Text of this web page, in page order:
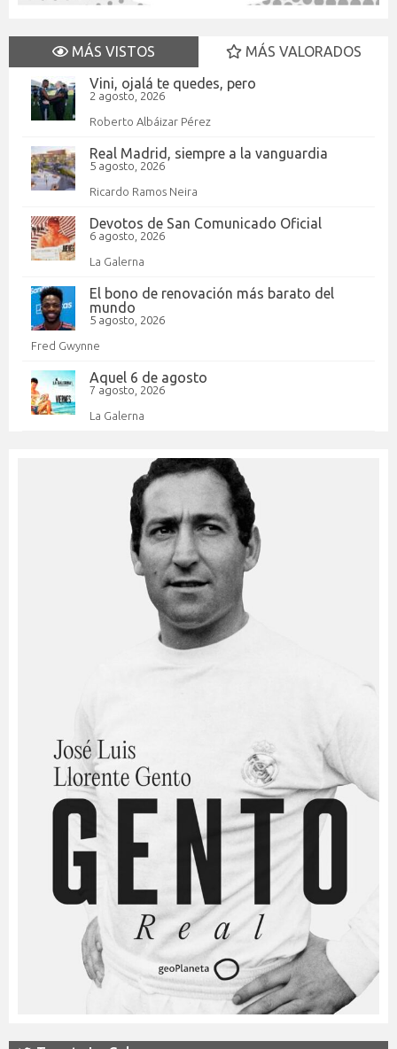
MÁS VISTOS
MÁS VALORADOS
Vini, ojalá te quedes, pero
2 agosto, 2026
Roberto Albáizar Pérez
Real Madrid, siempre a la vanguardia
5 agosto, 2026
Ricardo Ramos Neira
Devotos de San Comunicado Oficial
6 agosto, 2026
La Galerna
El bono de renovación más barato del
mundo
5 agosto, 2026
Fred Gwynne
Aquel 6 de agosto
7 agosto, 2026
La Galerna